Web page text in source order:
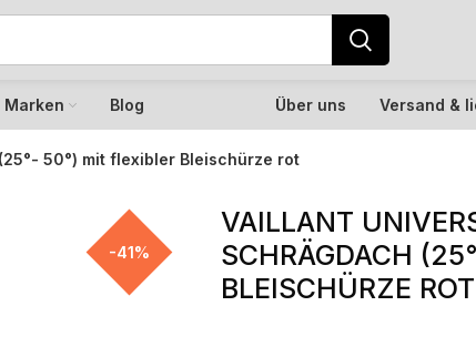
Marken Blog Über uns Versand &
50°) mit flexibler Bleischürze rot
-41%
VAILLANT
SCHRÄGDACH
BLEISCHÜRZE ROT